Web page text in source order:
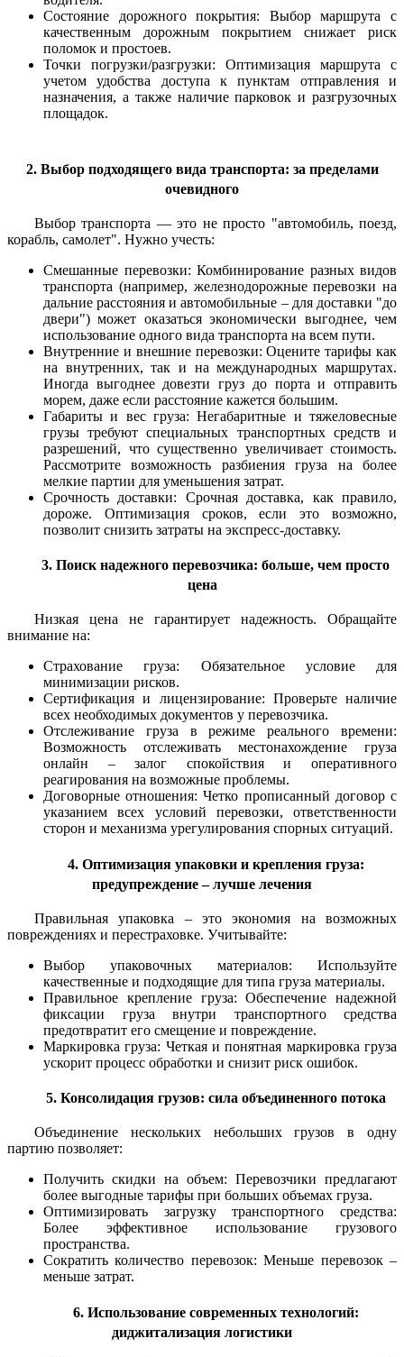
Состояние дорожного покрытия: Выбор маршрута с
качественным дорожным покрытием снижает риск
поломок и простоев.
Точки погрузки/разгрузки: Оптимизация маршрута с
учетом удобства доступа к пунктам отправления и
назначения, а также наличие парковок и разгрузочных
площадок.
2. Выбор подходящего вида транспорта: за пределами
очевидного
Выбор транспорта — это не просто "автомобиль, поезд,
корабль, самолет". Нужно учесть:
Смешанные перевозки: Комбинирование разных видов
транспорта (например, железнодорожные перевозки на
дальние расстояния и автомобильные – для доставки "до
двери") может оказаться экономически выгоднее, чем
использование одного вида транспорта на всем пути.
Внутренние и внешние перевозки: Оцените тарифы как
на внутренних, так и на международных маршрутах.
Иногда выгоднее довезти груз до порта и отправить
морем, даже если расстояние кажется большим.
Габариты и вес груза: Негабаритные и тяжеловесные
грузы требуют специальных транспортных средств и
разрешений, что существенно увеличивает стоимость.
Рассмотрите возможность разбиения груза на более
мелкие партии для уменьшения затрат.
Срочность доставки: Срочная доставка, как правило,
дороже. Оптимизация сроков, если это возможно,
позволит снизить затраты на экспресс-доставку.
3. Поиск надежного перевозчика: больше, чем просто
цена
Низкая цена не гарантирует надежность. Обращайте
внимание на:
Страхование груза: Обязательное условие для
минимизации рисков.
Сертификация и лицензирование: Проверьте наличие
всех необходимых документов у перевозчика.
Отслеживание груза в режиме реального времени:
Возможность отслеживать местонахождение груза
онлайн – залог спокойствия и оперативного
реагирования на возможные проблемы.
Договорные отношения: Четко прописанный договор с
указанием всех условий перевозки, ответственности
сторон и механизма урегулирования спорных ситуаций.
4. Оптимизация упаковки и крепления груза:
предупреждение – лучше лечения
Правильная упаковка – это экономия на возможных
повреждениях и перестраховке. Учитывайте:
Выбор упаковочных материалов: Используйте
качественные и подходящие для типа груза материалы.
Правильное крепление груза: Обеспечение надежной
фиксации груза внутри транспортного средства
предотвратит его смещение и повреждение.
Маркировка груза: Четкая и понятная маркировка груза
ускорит процесс обработки и снизит риск ошибок.
5. Консолидация грузов: сила объединенного потока
Объединение нескольких небольших грузов в одну
партию позволяет:
Получить скидки на объем: Перевозчики предлагают
более выгодные тарифы при больших объемах груза.
Оптимизировать загрузку транспортного средства:
Более эффективное использование грузового
пространства.
Сократить количество перевозок: Меньше перевозок –
меньше затрат.
6. Использование современных технологий:
диджитализация логистики